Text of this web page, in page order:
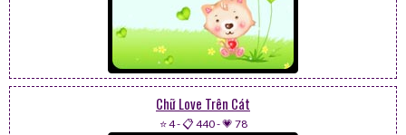
Chữ Love Trên Cát
⭐ 4-📋 440-💗 78